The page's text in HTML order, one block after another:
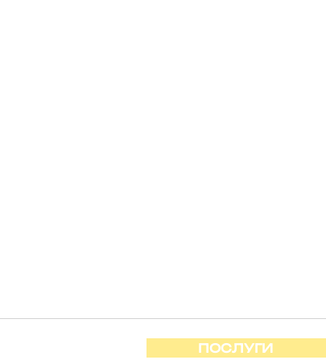
ПОСЛУГИ